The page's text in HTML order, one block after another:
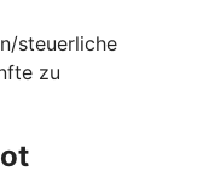
steuerliche
zu